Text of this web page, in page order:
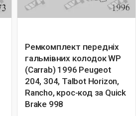
Ремкомплект передніх
гальмівних колодок WP
(Carrab) 1996 Peugeot
204, 304, Talbot Horizon,
Rancho, крос-код за Quick
Brake 998